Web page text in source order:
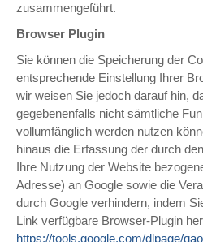
zusammengeführt.
Browser Plugin
Sie können die Speicherung der
entsprechende Einstellung Ihrer
wir weisen Sie jedoch darauf hin,
gegebenenfalls nicht sämtliche
vollumfänglich werden nutzen
hinaus die Erfassung der durch
Ihre Nutzung der Website
Adresse) an Google sowie die
durch Google verhindern, indem
Link verfügbare Browser-Plugin
https://tools.google.com/dlpage/